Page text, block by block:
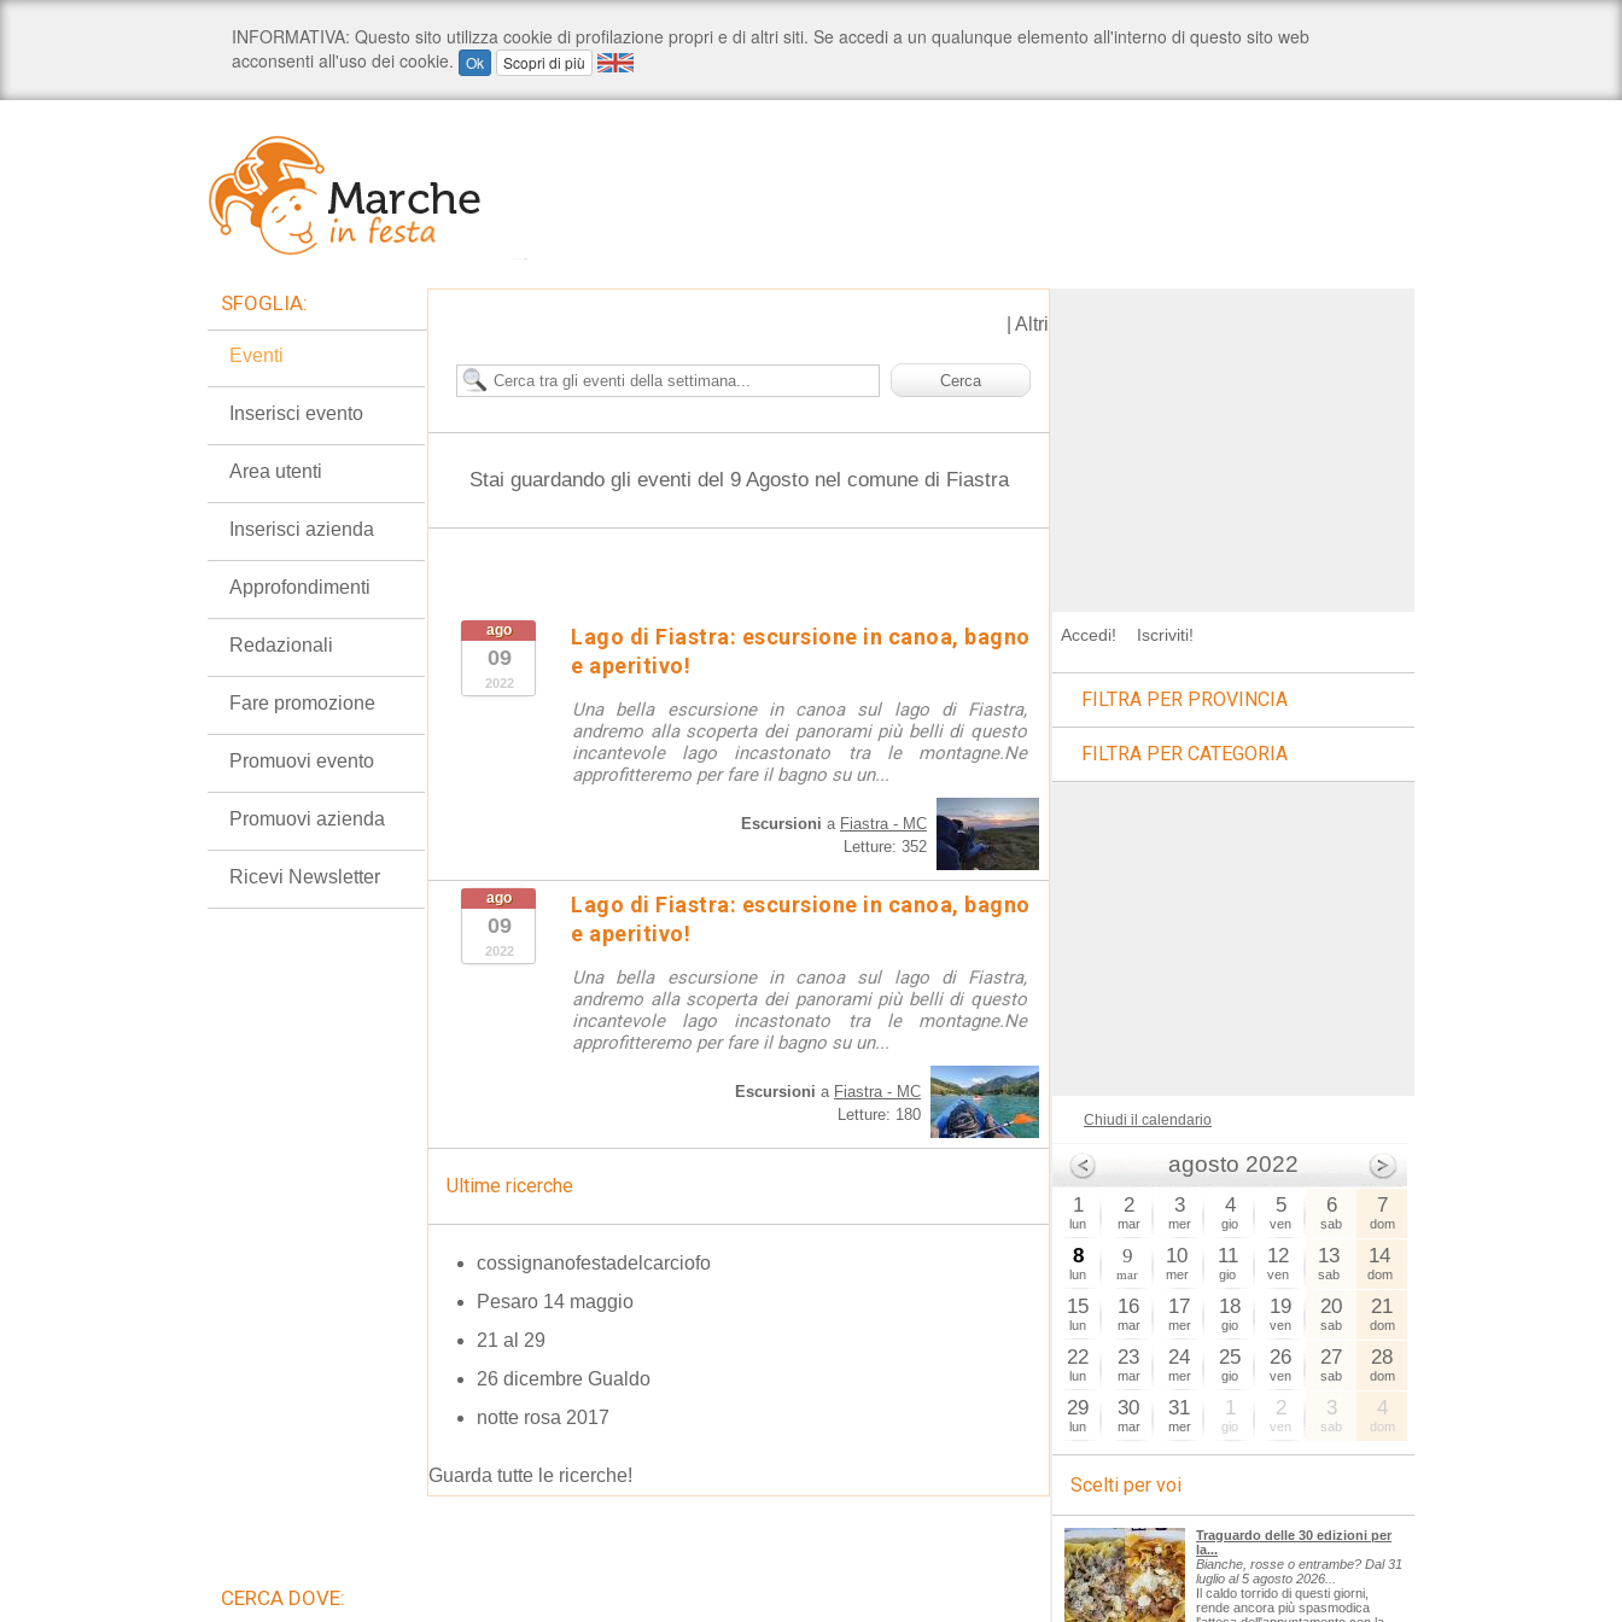
Altri
Stai guardando gli eventi del 9 Agosto nel comune di Fiastra
ago
09
2022
Lago di Fiastra: escursione in canoa, bagno
e aperitivo!
Una bella escursione in canoa sul lago di Fiastra,
andremo alla scoperta dei panorami più belli di questo
incantevole lago incastonato tra le montagne.Ne
approfitteremo per fare il bagno su un...
Escursioni a Fiastra - MC
Letture: 352
ago
09
2022
Lago di Fiastra: escursione in canoa, bagno
e aperitivo!
Una bella escursione in canoa sul lago di Fiastra,
andremo alla scoperta dei panorami più belli di questo
incantevole lago incastonato tra le montagne.Ne
approfitteremo per fare il bagno su un...
Escursioni a Fiastra - MC
Letture: 180
Ultime ricerche
cossignanofestadelcarciofo
Pesaro 14 maggio
21 al 29
26 dicembre Gualdo
notte rosa 2017
Guarda tutte le ricerche!
SFOGLIA:
Eventi
Inserisci evento
Area utenti
Inserisci azienda
Approfondimenti
Redazionali
Fare promozione
Promuovi evento
Promuovi azienda
Ricevi Newsletter
CERCA DOVE:
Accedi! Iscriviti!
FILTRA PER PROVINCIA
FILTRA PER CATEGORIA
Chiudi il calendario
agosto 2022
1
lun
2
mar
3
mer
4
gio
5
ven
6
sab
7
dom
8
lun
9
mar
10
mer
11
gio
12
ven
13
sab
14
dom
15
lun
16
mar
17
mer
18
gio
19
ven
20
sab
21
dom
22
lun
23
mar
24
mer
25
gio
26
ven
27
sab
28
dom
29
lun
30
mar
31
mer
1
gio
2
ven
3
sab
4
dom
Scelti per voi
Traguardo delle 30 edizioni per
la...
Bianche, rosse o entrambe? Dal 31
luglio al 5 agosto 2026...
Il caldo torrido di questi giorni,
rende ancora più spasmodica